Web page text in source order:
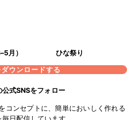
月）
ひな祭り
ウンロードする
公式SNSをフォロー
コンセプトに、簡単においしく作れる